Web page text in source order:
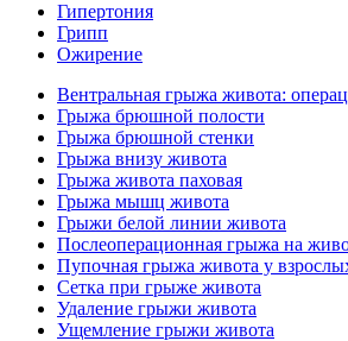
Гипертония
Грипп
Ожирение
Вентральная грыжа живота:
Грыжа брюшной полости
Грыжа брюшной стенки
Грыжа внизу живота
Грыжа живота паховая
Грыжа мышц живота
Грыжи белой линии живота
Послеоперационная грыжа на
Пупочная грыжа живота у
Сетка при грыже живота
Удаление грыжи живота
Ущемление грыжи живота